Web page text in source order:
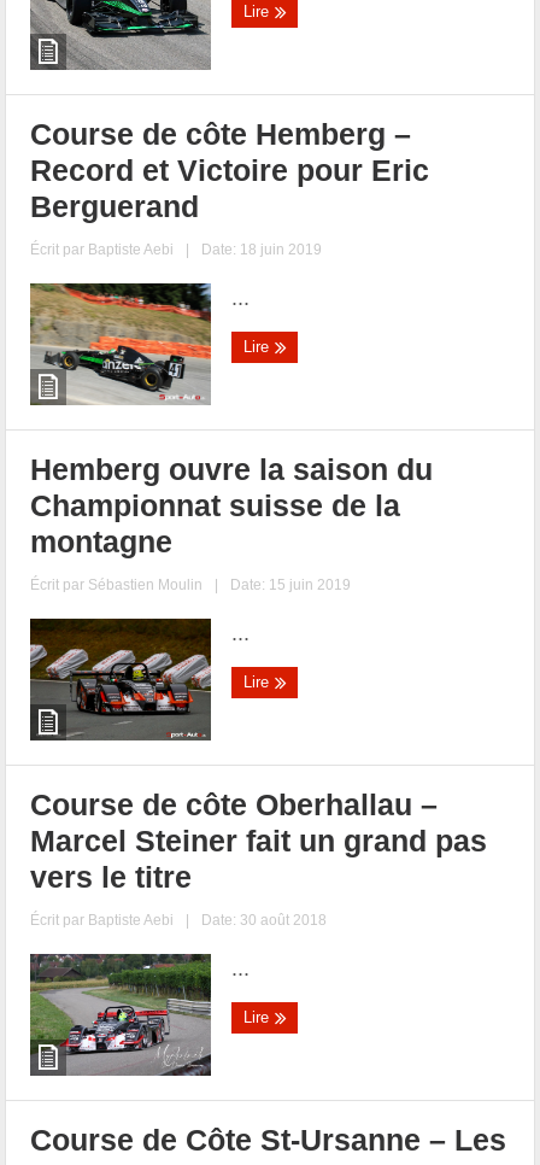
Lire
Course de côte Hemberg –
Record et Victoire pour Eric
Berguerand
Écrit par Baptiste Aebi | Date: 18 juin 2019
...
Lire
Hemberg ouvre la saison du
Championnat suisse de la
montagne
Écrit par Sébastien Moulin | Date: 15 juin 2019
...
Lire
Course de côte Oberhallau –
Marcel Steiner fait un grand pas
vers le titre
Écrit par Baptiste Aebi | Date: 30 août 2018
...
Lire
Course de Côte St-Ursanne – Les